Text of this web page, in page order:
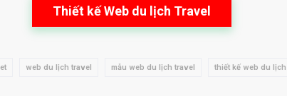
Thiết kế Web du lịch Travel
web du lịch travel mẫu web du lịch travel thiết kế web du